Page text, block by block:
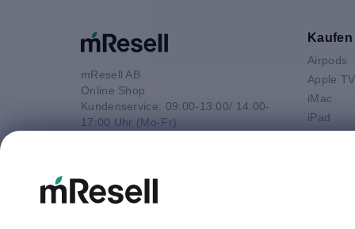
mResell AB
Online Shop
Kundenservice: 09:00-13:00/ 14:00-
17:00 Uhr (Mo-Fr)
info@mresell.de
Kaufen
Airpods
Apple TV
iMac
iPad